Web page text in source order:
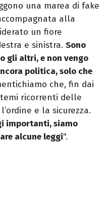
una marea di fake
alla
un fiore
e sinistra. Sono
gli altri, e non vengo
politica, solo che
che, fin dai
ricorrenti delle
e la sicurezza.
importanti, siamo
alcune leggi".